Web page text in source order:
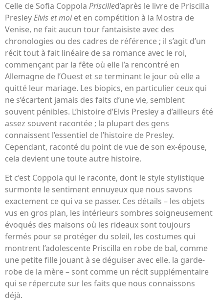
Celle de Sofia Coppola Priscilled’après le livre de Priscilla
PresleyElvis et moiet en compétition à la Mostra de
Venise, ne fait aucun tour fantaisiste avec des
chronologies ou des cadres de référence ; il s’agit d’un
récit tout à fait linéaire de sa romance avec le roi,
commençant par la fête où elle l’a rencontré en
Allemagne de l’Ouest et se terminant le jour où elle a
quitté leur mariage. Les biopics, en particulier ceux qui
ne s’écartent jamais des faits d’une vie, semblent
souvent pénibles. L’histoire d’Elvis Presley a d’ailleurs été
assez souvent racontée ; la plupart des gens
connaissent l’essentiel de l’histoire de Presley.
Cependant, raconté du point de vue de son ex-épouse,
cela devient une toute autre histoire.
Et c’est Coppola qui le raconte, dont le style stylistique
surmonte le sentiment ennuyeux que nous savons
exactement ce qui va se passer. Ces détails – les objets
vus en gros plan, les intérieurs sombres soigneusement
évoqués des maisons où les rideaux sont toujours
fermés pour se protéger du soleil, les costumes qui
montrent l’adolescente Priscilla en robe de bal, comme
une petite fille jouant à se déguiser avec elle. la garde-
robe de la mère – sont comme un récit supplémentaire
qui se répercute sur les faits que nous connaissons
déjà.